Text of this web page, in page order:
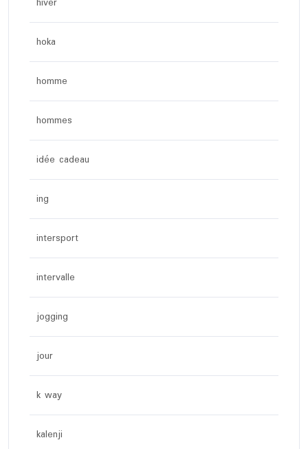
hoka
homme
hommes
idée cadeau
ing
intersport
intervalle
jogging
jour
k way
kalenji